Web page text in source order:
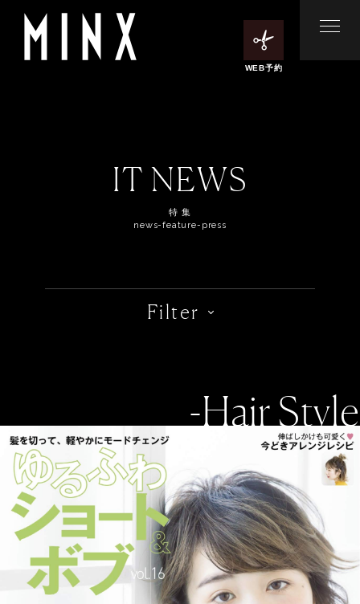
WEB予約
IT NEWS
特 集
news-feature-press
Filter
-Hair Style